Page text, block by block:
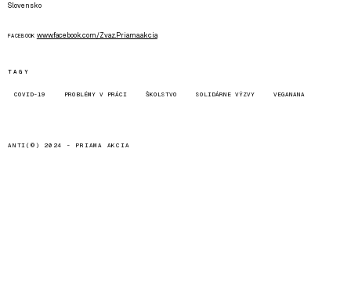
Slovensko
FACEBOOK www.facebook.com/Zvaz.Priama.akcia
TAGY
COVID-19 PROBLÉMY V PRÁCI ŠKOLSTVO SOLIDÁRNE VÝZVY VEGANANA
ANTI(©) 2024 - PRIAMA AKCIA